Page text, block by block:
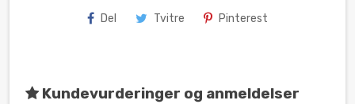
Del Tvitre Pinterest
Kundevurderinger og anmeldelser